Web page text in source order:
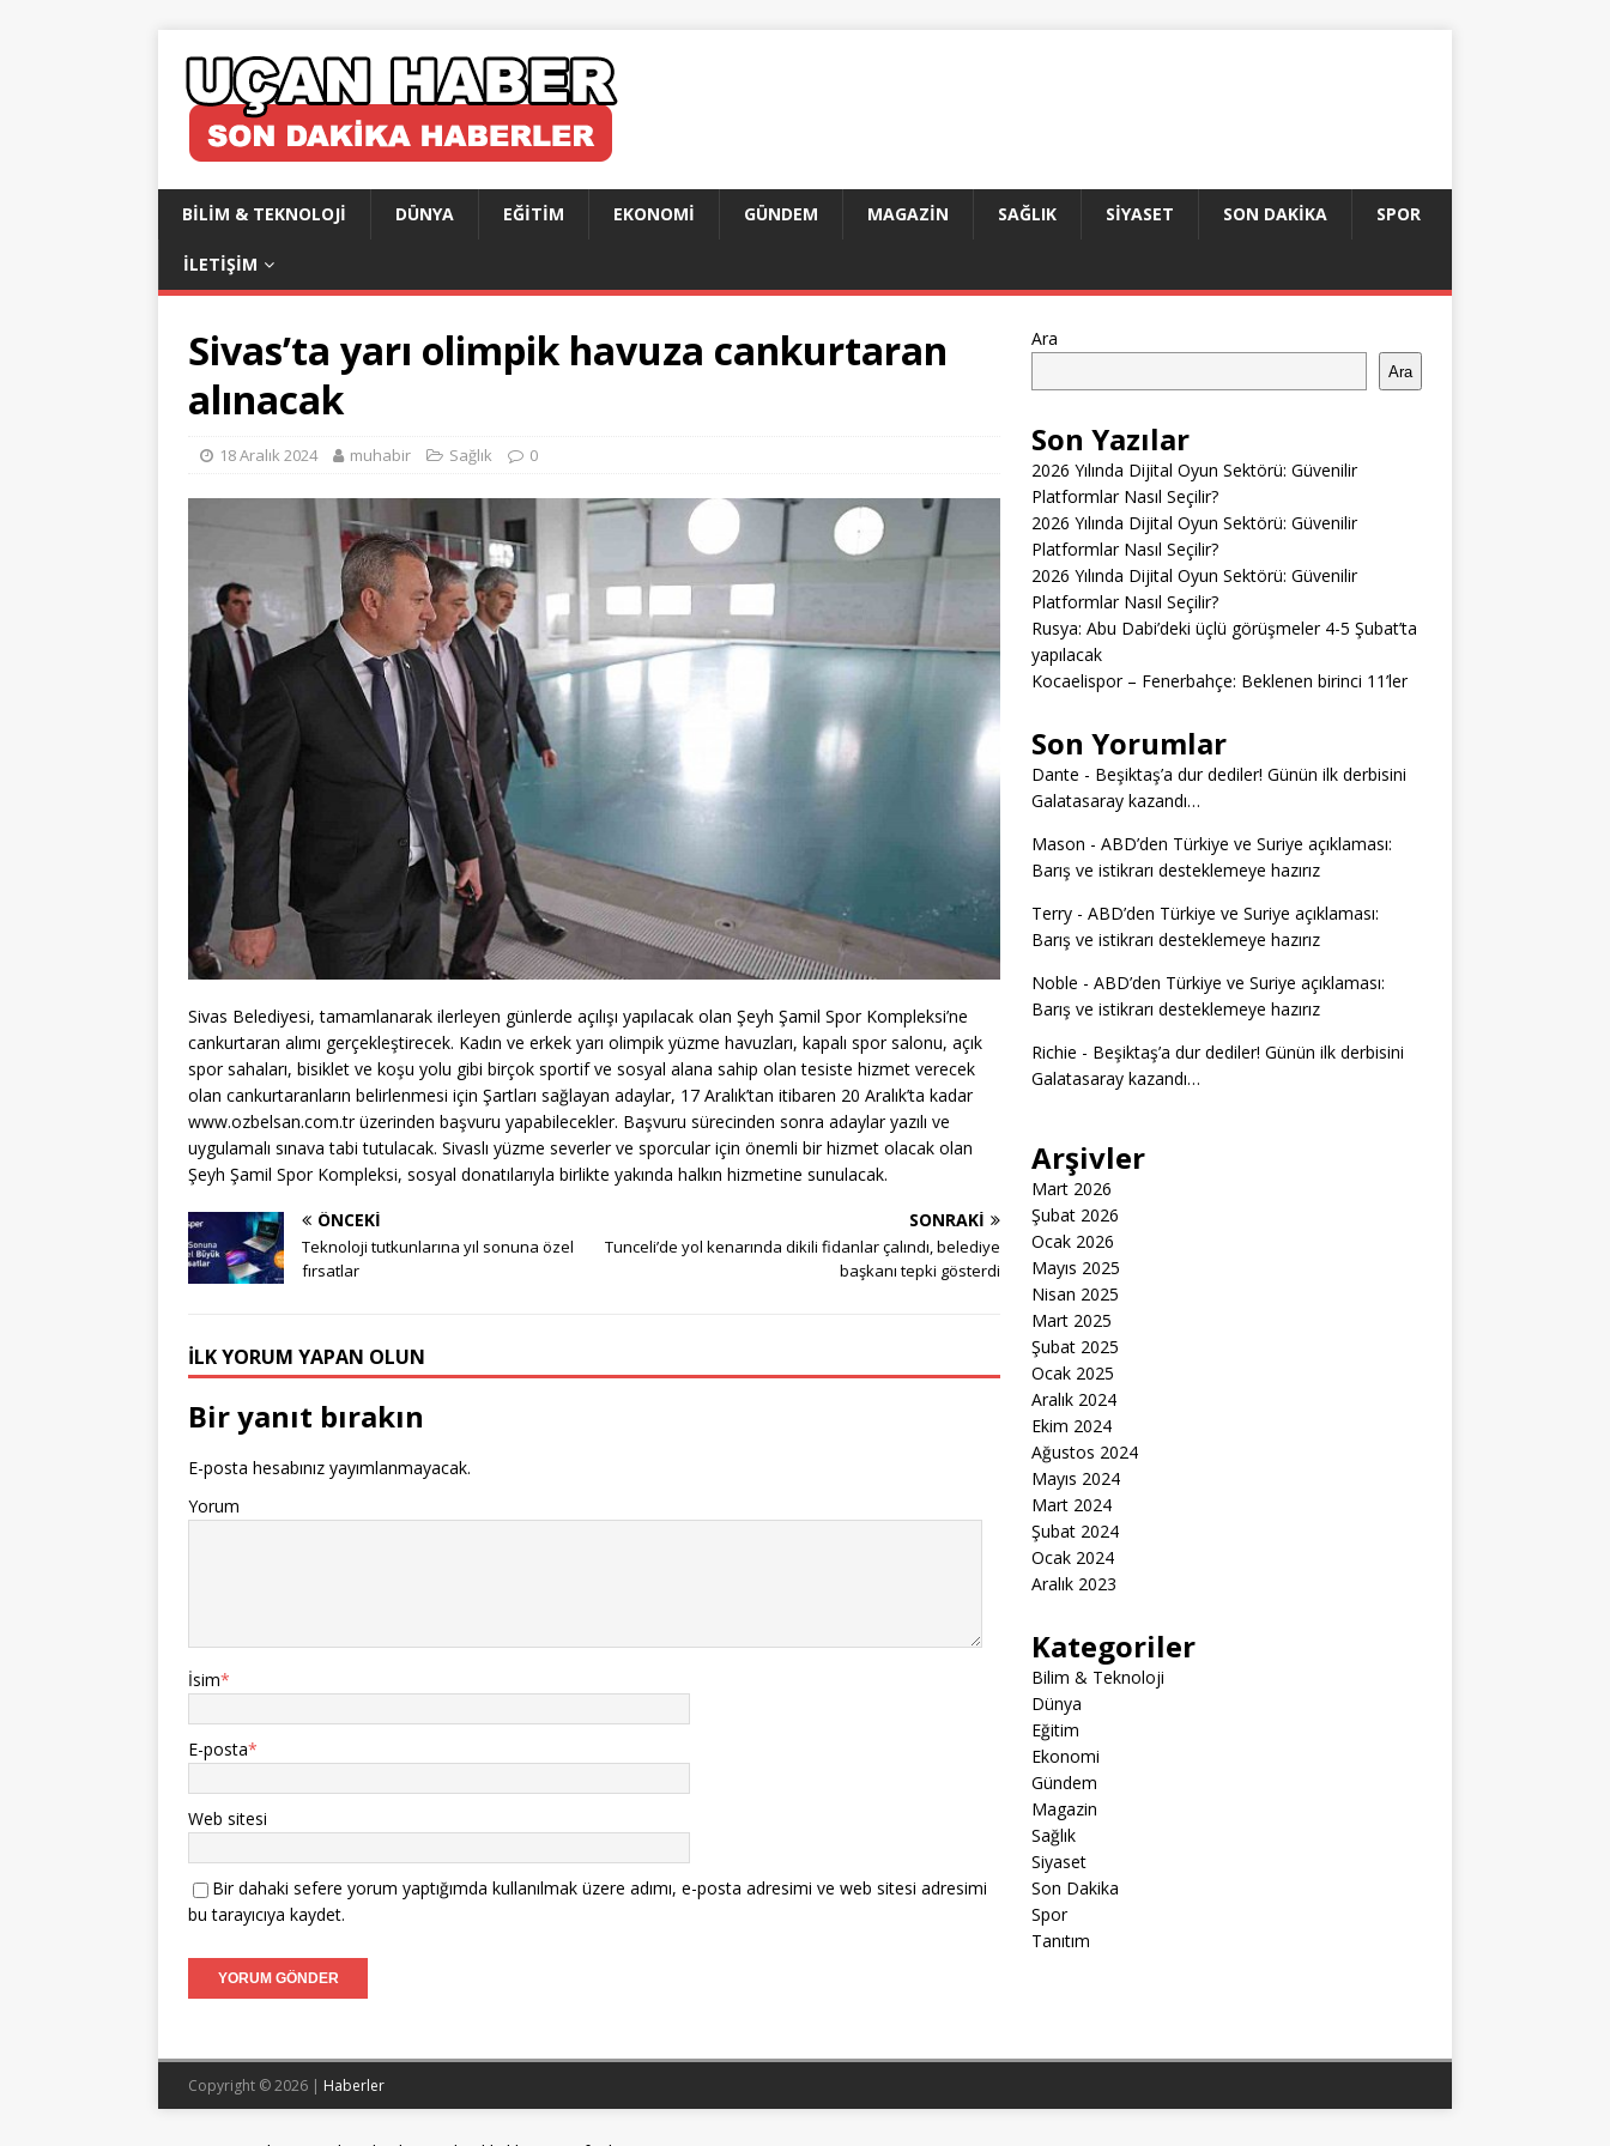
BILIM & TEKNOLOJI DÜNYA EĞITIM EKONOMI GÜNDEM MAGAZIN SAĞLIK SIYASET SON DAKIKA SPOR
İLETIŞIM
Sivas’ta yarı olimpik havuza cankurtaran
alınacak
18 Aralık 2024 muhabir Sağlık 0
Sivas Belediyesi, tamamlanarak ilerleyen günlerde açılışı yapılacak olan Şeyh Şamil Spor Kompleksi’ne
cankurtaran alımı gerçekleştirecek. Kadın ve erkek yarı olimpik yüzme havuzları, kapalı spor salonu, açık
spor sahaları, bisiklet ve koşu yolu gibi birçok sportif ve sosyal alana sahip olan tesiste hizmet verecek
olan cankurtaranların belirlenmesi için Şartları sağlayan adaylar, 17 Aralık’tan itibaren 20 Aralık’ta kadar
www.ozbelsan.com.tr üzerinden başvuru yapabilecekler. Başvuru sürecinden sonra adaylar yazılı ve
uygulamalı sınava tabi tutulacak. Sivaslı yüzme severler ve sporcular için önemli bir hizmet olacak olan
Şeyh Şamil Spor Kompleksi, sosyal donatılarıyla birlikte yakında halkın hizmetine sunulacak.
ÖNCEKI
Teknoloji tutkunlarına yıl sonuna özel
fırsatlar
SONRAKI
Tunceli’de yol kenarında dikili fidanlar çalındı, belediye
başkanı tepki gösterdi
İLK YORUM YAPAN OLUN
Bir yanıt bırakın
E-posta hesabınız yayımlanmayacak.
Yorum
İsim*
E-posta*
Web sitesi
Bir dahaki sefere yorum yaptığımda kullanılmak üzere adımı, e-posta adresimi ve web sitesi adresimi
bu tarayıcıya kaydet.
Ara
Ara
Son Yazılar
2026 Yılında Dijital Oyun Sektörü: Güvenilir
Platformlar Nasıl Seçilir?
2026 Yılında Dijital Oyun Sektörü: Güvenilir
Platformlar Nasıl Seçilir?
2026 Yılında Dijital Oyun Sektörü: Güvenilir
Platformlar Nasıl Seçilir?
Rusya: Abu Dabi’deki üçlü görüşmeler 4-5 Şubat’ta
yapılacak
Kocaelispor – Fenerbahçe: Beklenen birinci 11’ler
Son Yorumlar
Dante - Beşiktaş’a dur dediler! Günün ilk derbisini
Galatasaray kazandı…
Mason - ABD’den Türkiye ve Suriye açıklaması:
Barış ve istikrarı desteklemeye hazırız
Terry- ABD’den Türkiye ve Suriye açıklaması:
Barış ve istikrarı desteklemeye hazırız
Noble - ABD’den Türkiye ve Suriye açıklaması:
Barış ve istikrarı desteklemeye hazırız
Richie - Beşiktaş’a dur dediler! Günün ilk derbisini
Galatasaray kazandı…
Arşivler
Mart 2026
Şubat 2026
Ocak 2026
Mayıs 2025
Nisan 2025
Mart 2025
Şubat 2025
Ocak 2025
Aralık 2024
Ekim 2024
Ağustos 2024
Mayıs 2024
Mart 2024
Şubat 2024
Ocak 2024
Aralık 2023
Kategoriler
Bilim & Teknoloji
Dünya
Eğitim
Ekonomi
Gündem
Magazin
Sağlık
Siyaset
Son Dakika
Spor
Tanıtım
Copyright © 2026 | Haberler